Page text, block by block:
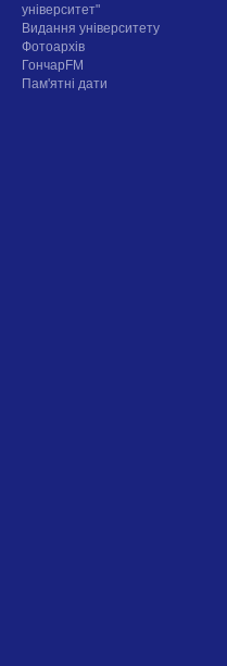
університет"
Видання університету
Фотоархів
ГончарFM
Пам'ятні дати